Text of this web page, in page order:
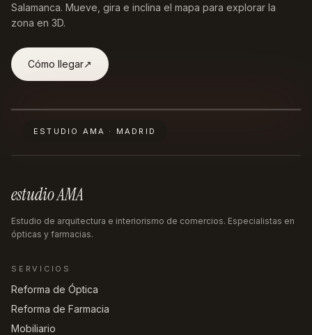
Salamanca. Mueve, gira e inclina el mapa para explorar la
zona en 3D.
Cómo llegar↗︎
ESTUDIO AMA · MADRID
estudio AMA
Estudio de arquitectura e interiorismo de comercios. Especialistas en
ópticas y farmacias.
SERVICIOS
Reforma de Óptica
Reforma de Farmacia
Mobiliario